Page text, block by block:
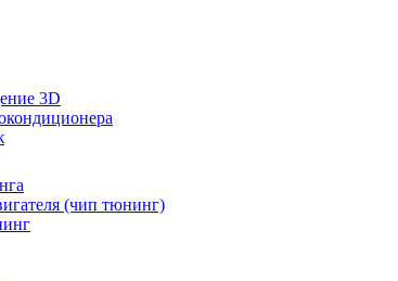
3D
(чип тюнинг)